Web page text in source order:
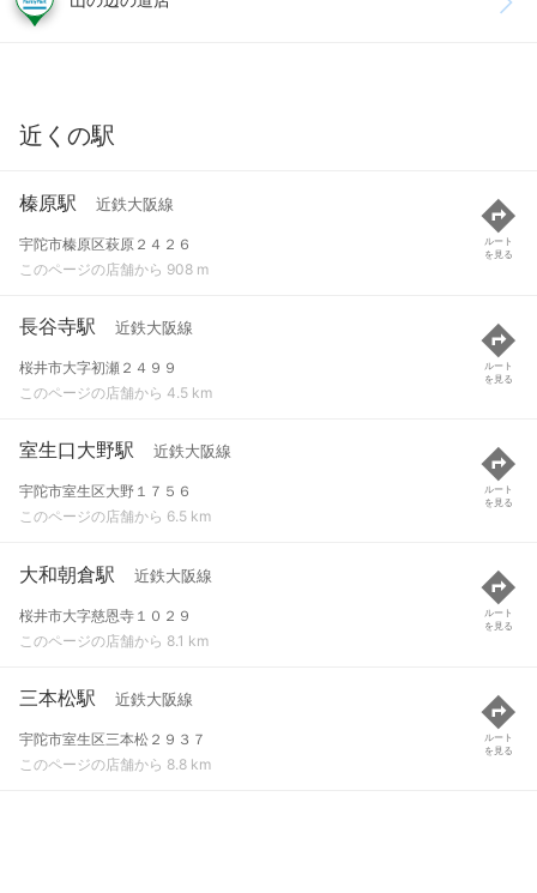
近くの駅
榛原駅 近鉄大阪線
宇陀市榛原区萩原２４２６
このページの店舗から 908 m
ルート
を見る
長谷寺駅 近鉄大阪線
桜井市大字初瀬２４９９
このページの店舗から 4.5 km
ルート
を見る
室生口大野駅 近鉄大阪線
宇陀市室生区大野１７５６
このページの店舗から 6.5 km
ルート
を見る
大和朝倉駅 近鉄大阪線
桜井市大字慈恩寺１０２９
このページの店舗から 8.1 km
ルート
を見る
三本松駅 近鉄大阪線
宇陀市室生区三本松２９３７
このページの店舗から 8.8 km
ルート
を見る